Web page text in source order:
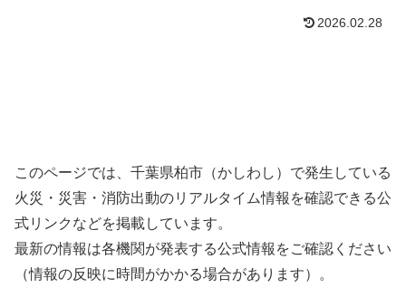
2026.02.28
このページでは、千葉県柏市（かしわし）で発生している
火災・災害・消防出動のリアルタイム情報を確認できる公
式リンクなどを掲載しています。
最新の情報は各機関が発表する公式情報をご確認ください
（情報の反映に時間がかかる場合があります）。